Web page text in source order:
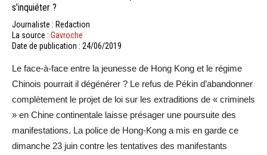
s’inquiéter ?
Journaliste : Redaction
La source : Gavroche
Date de publication : 24/06/2019
Le face-à-face entre la jeunesse de Hong Kong et le régime
Chinois pourrait il dégénérer ? Le refus de Pékin d’abandonner
complètement le projet de loi sur les extraditions de « criminels
» en Chine continentale laisse présager une poursuite des
manifestations. La police de Hong-Kong a mis en garde ce
dimanche 23 juin contre les tentatives des manifestants